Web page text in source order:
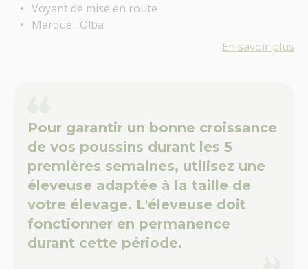
Voyant de mise en route
Marque : Olba
En savoir plus
Pour garantir un bonne croissance
de vos poussins durant les 5
premières semaines, utilisez une
éleveuse adaptée à la taille de
votre élevage. L'éleveuse doit
fonctionner en permanence
durant cette période.